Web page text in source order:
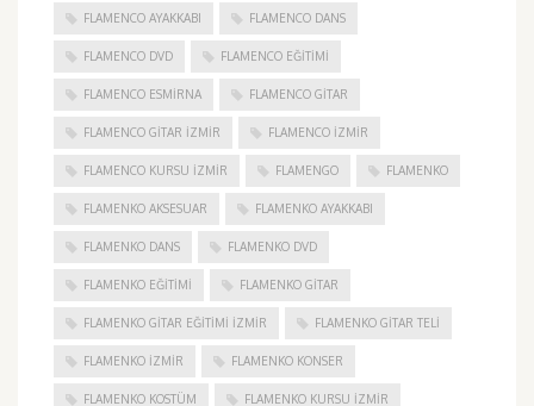
FLAMENCO AYAKKABI FLAMENCO DANS
FLAMENCO DVD FLAMENCO EĞITIMI
FLAMENCO ESMIRNA FLAMENCO GITAR
FLAMENCO GITAR İZMIR FLAMENCO IZMIR
FLAMENCO KURSU İZMIR FLAMENGO FLAMENKO
FLAMENKO AKSESUAR FLAMENKO AYAKKABI
FLAMENKO DANS FLAMENKO DVD
FLAMENKO EĞITIMI FLAMENKO GITAR
FLAMENKO GITAR EĞITIMI İZMIR FLAMENKO GITAR TELI
FLAMENKO IZMIR FLAMENKO KONSER
FLAMENKO KOSTÜM FLAMENKO KURSU İZMIR